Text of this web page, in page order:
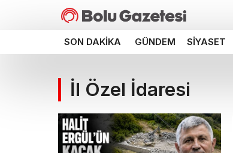
SON DAKIKA GÜNDEM SIYASET
İl Özel İdaresi